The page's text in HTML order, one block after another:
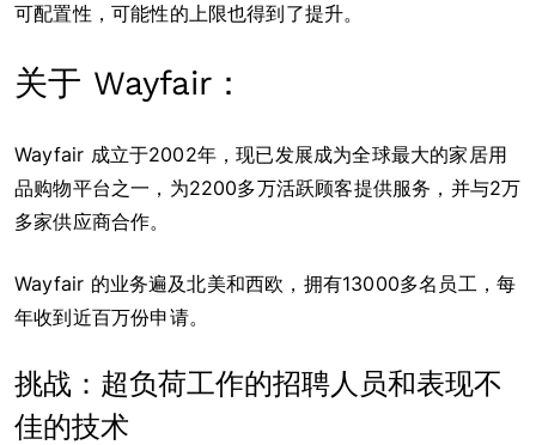
可配置性，可能性的上限也得到了提升。
关于 Wayfair：
Wayfair 成立于2002年，现已发展成为全球最大的家居用
品购物平台之一，为2200多万活跃顾客提供服务，并与2万
多家供应商合作。
Wayfair 的业务遍及北美和西欧，拥有13000多名员工，每
年收到近百万份申请。
挑战：超负荷工作的招聘人员和表现不
佳的技术